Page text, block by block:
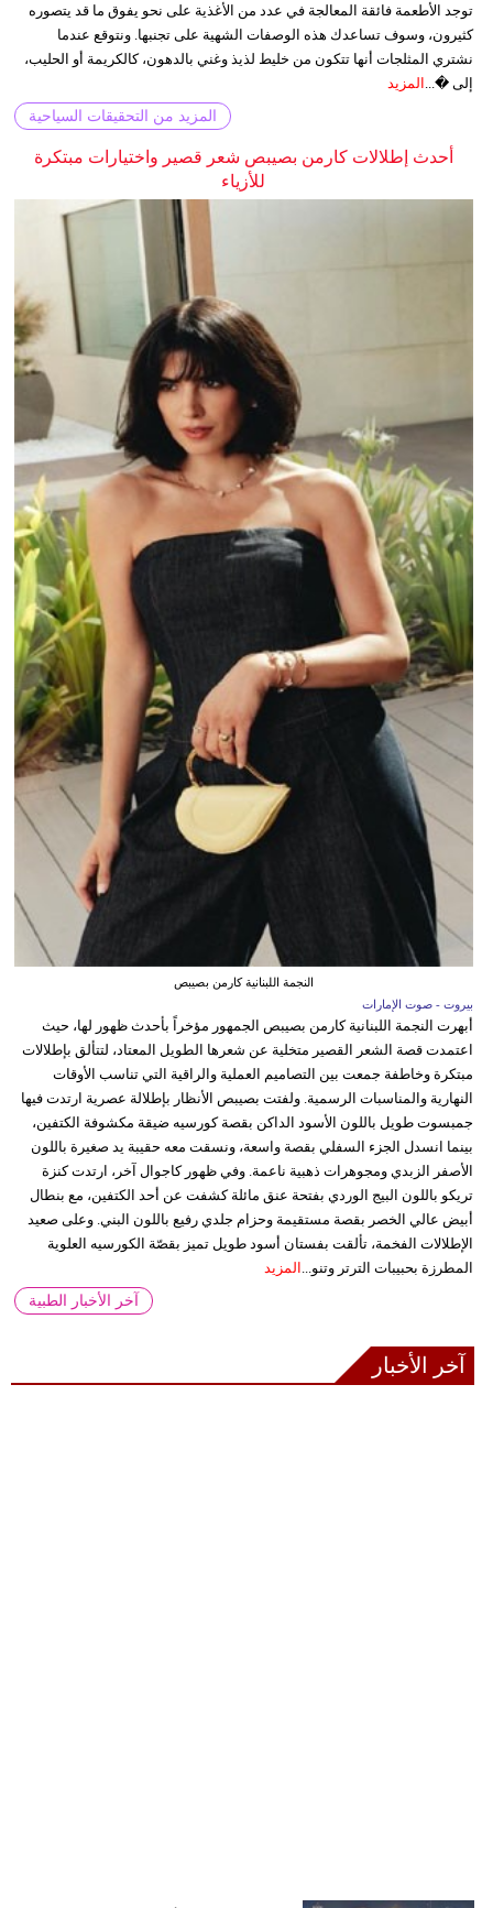
توجد الأطعمة فائقة المعالجة في عدد من الأغذية على نحو يفوق ما قد يتصوره
كثيرون، وسوف تساعدك هذه الوصفات الشهية على تجنبها. ونتوقع عندما
نشتري المثلجات أنها تتكون من خليط لذيذ وغني بالدهون، كالكريمة أو الحليب،
إلى �... المزيد
المزيد من التحقيقات السياحية
أحدث إطلالات كارمن بصيبص شعر قصير واختيارات مبتكرة
للأزياء
النجمة اللبنانية كارمن بصيبص
بيروت - صوت الإمارات
أبهرت النجمة اللبنانية كارمن بصيبص الجمهور مؤخراً بأحدث ظهور لها، حيث
اعتمدت قصة الشعر القصير متخلية عن شعرها الطويل المعتاد، لتتألق بإطلالات
مبتكرة وخاطفة جمعت بين التصاميم العملية والراقية التي تناسب الأوقات
النهارية والمناسبات الرسمية. ولفتت بصيبص الأنظار بإطلالة عصرية ارتدت فيها
جمبسوت طويل باللون الأسود الداكن بقصة كورسيه ضيقة مكشوفة الكتفين،
بينما انسدل الجزء السفلي بقصة واسعة، ونسقت معه حقيبة يد صغيرة باللون
الأصفر الزبدي ومجوهرات ذهبية ناعمة. وفي ظهور كاجوال آخر، ارتدت كنزة
تريكو باللون البيج الوردي بفتحة عنق مائلة كشفت عن أحد الكتفين، مع بنطال
أبيض عالي الخصر بقصة مستقيمة وحزام جلدي رفيع باللون البني. وعلى صعيد
الإطلالات الفخمة، تألقت بفستان أسود طويل تميز بقصّة الكورسيه العلوية
المطرزة بحبيبات الترتر وتنو... المزيد
آخر الأخبار الطبية
آخر الأخبار